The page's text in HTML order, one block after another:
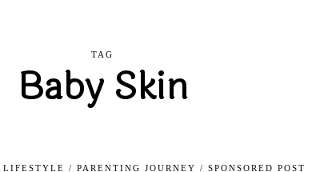
TAG
Baby Skin
LIFESTYLE / PARENTING JOURNEY / SPONSORED POST